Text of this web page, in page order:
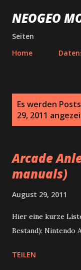
NEOGEO
Seiten
Home
Es werden
29, 2011
Arcade
manuals)
August 29, 2011
Hier eine kurze
Bestand): Nintendo
TEILEN